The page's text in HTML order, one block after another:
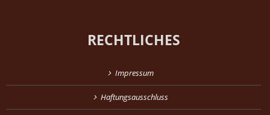
RECHTLICHES
Impressum
Haftungsausschluss